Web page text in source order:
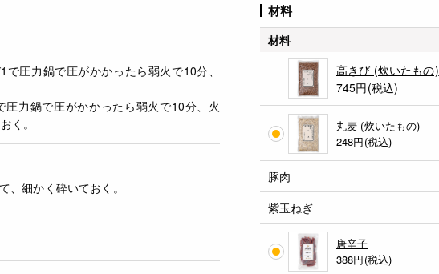
材料
材料
高きび (炊いたもの)
745円(税込)
丸麦 (炊いたもの)
248円(税込)
豚肉
紫玉ねぎ
唐辛子
388円(税込)
圧力鍋で圧がかかったら弱火で10分、
圧力鍋で圧がかかったら弱火で10分、火
く。
、細かく砕いておく。